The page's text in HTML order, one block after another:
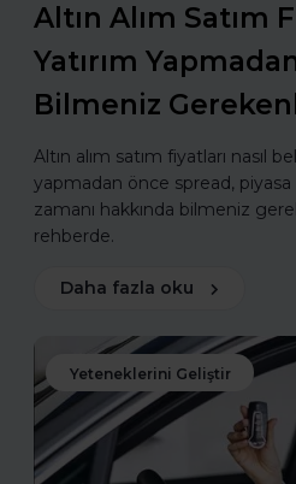
Altın Alım Satım
Yatırım
Bilmeniz
Altın alım satım fiyatları nasıl
yapmadan önce spread,
zamanı hakkında bilmeniz
rehberde.
Daha fazla oku
Yeteneklerini Geliştir